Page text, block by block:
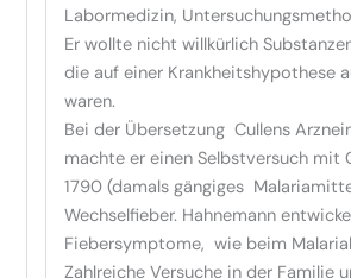
Labormedizin,
Er wollte nicht willkürlich
die auf einer Krankheitshypothese
waren.
Bei der Übersetzung Cullens
machte er einen Selbstversuch mit
1790 (damals gängiges
Wechselfieber. Hahnemann
Fiebersymptome, wie beim
Zahlreiche Versuche in der Familie